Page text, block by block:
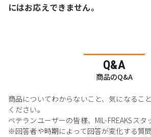
にはお応えできません。
Q&A
商品のQ&A
商品についてわからないこと、気になるこ
ください。
ベテランユーザーの皆様、MIL-FREAKSスタ
※回答者や時期によって回答が変化する質